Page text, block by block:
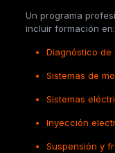
Un programa
incluir formación en:
Diagnóstico
Sistemas de
Sistemas
Inyección
Suspensión y